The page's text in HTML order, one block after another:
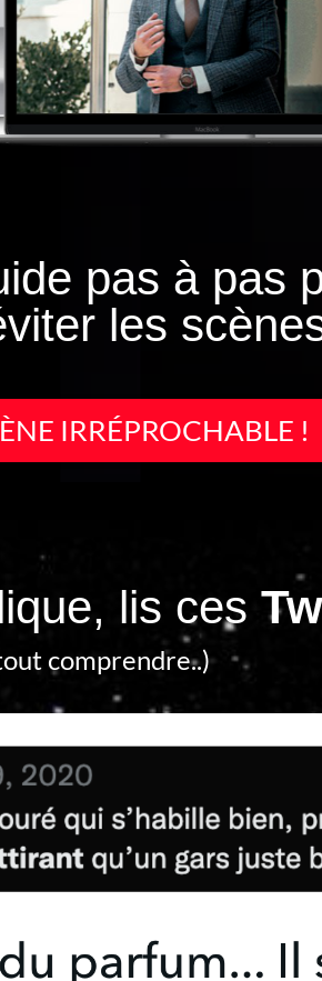
pas à pas
les
IRRÉPROCHABLE !
lis ces
comprendre..)